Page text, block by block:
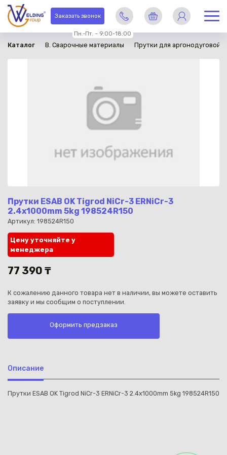
Заказать звонок
Пн.-Пт. – 9:00-18:00
Каз
Каталог B. Сварочные материалы Прутки для аргонодуговой
Прутки ESAB OK Tigrod NiCr-3 ERNiCr-3
2.4x1000mm 5kg 198524R150
Артикул: 198524R150
в наличии
Цену уточняйте у
менеджера
77 390 ₸
К сожалению данного товара нет в наличии, вы можете оставить
заявку и мы сообщим о поступлении.
Оформить предзаказ
Описание
Прутки ESAB OK Tigrod NiCr-3 ERNiCr-3 2.4x1000mm 5kg 198524R150